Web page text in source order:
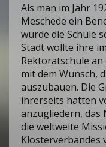
Als man im Jahr
Meschede ein
wurde die Schule
Stadt wollte ihre
Rektoratschule
mit dem Wunsch,
auszubauen. Die
ihrerseits hatten
anzugliedern, das
die weltweite
Klosterverbandes